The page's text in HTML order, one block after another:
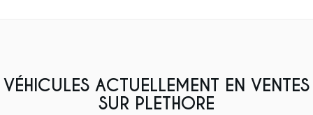
VÉHICULES ACTUELLEMENT EN VENTES
SUR PLETHORE